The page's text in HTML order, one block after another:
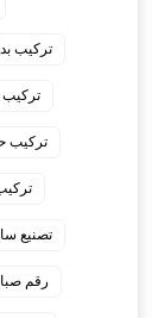
تركيب
تركيب
تركيب
تصنيع
رقم